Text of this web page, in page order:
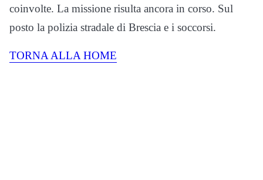
coinvolte. La missione risulta ancora in corso. Sul
posto la polizia stradale di Brescia e i soccorsi.
TORNA ALLA HOME